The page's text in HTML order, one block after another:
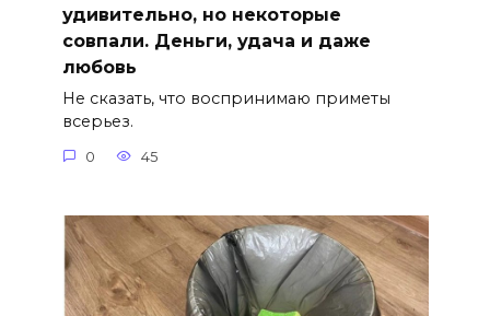
удивительно, но некоторые
совпали. Деньги, удача и даже
любовь
Не сказать, что воспринимаю приметы
всерьез.
0 45